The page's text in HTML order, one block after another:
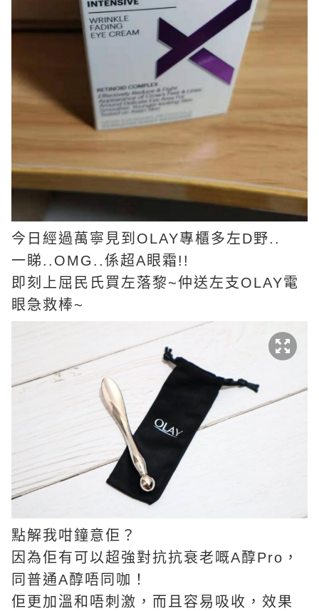
今日經過萬寧見到OLAY專櫃多左D野..
一睇..OMG..係超A眼霜!!
即刻上屈民氏買左落黎~仲送左支OLAY電
眼急救棒~
點解我咁鐘意佢？
因為佢有可以超強對抗抗衰老嘅A醇Pro，
同普通A醇唔同咖！
佢更加溫和唔刺激，而且容易吸收，效果